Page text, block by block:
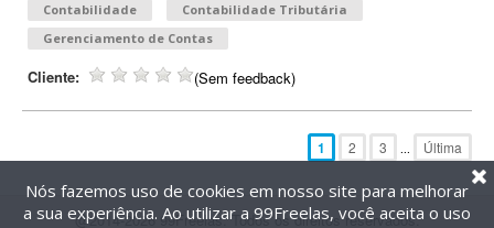
Contabilidade
Contabilidade Tributária
Gerenciamento de Contas
Cliente: (Sem feedback)
1 2 3 ... Última
@2014-2026 99Freelas. Todos os direitos reservados.
Nós fazemos uso de cookies em nosso site para melhorar
a sua experiência. Ao utilizar a 99Freelas, você aceita o uso